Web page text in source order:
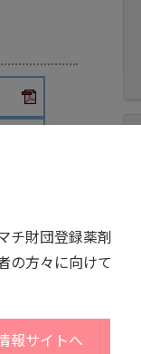
チ財団登録薬剤
の方々に向けて
報サイトへ